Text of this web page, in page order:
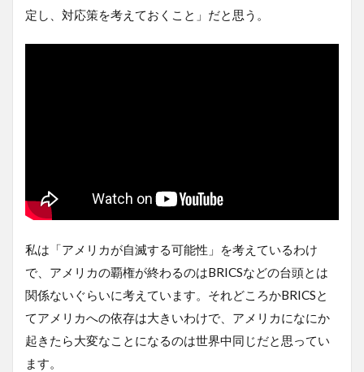
定し、対応策を考えておくこと」だと思う。
私は「アメリカが自滅する可能性」を考えているわけ
で、アメリカの覇権が終わるのはBRICSなどの台頭とは
関係ないぐらいに考えています。それどころかBRICSと
てアメリカへの依存は大きいわけで、アメリカになにか
起きたら大変なことになるのは世界中同じだと思ってい
ます。